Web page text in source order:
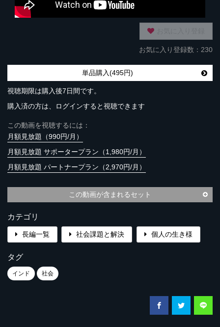
お気に入り登録数：230
単品購入(495円)
視聴期限は購入後7日間です。
購入済の方は、ログインすると視聴できます
この動画を視聴するには：
月額見放題（990円/月）
月額見放題 サポータープラン（1,980円/月）
月額見放題 パートナープラン（2,970円/月）
この動画が含まれるセット
カテゴリ
長編一覧 社会課題と解決 個人の生き様
タグ
インド 社会